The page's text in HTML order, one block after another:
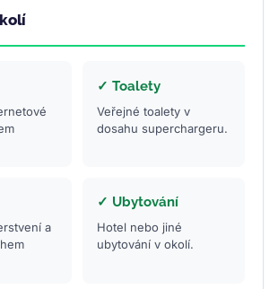
✓ Toalety
Veřejné toalety v
dosahu superchargeru.
a
✓ Ubytování
Hotel nebo jiné
ubytování v okolí.